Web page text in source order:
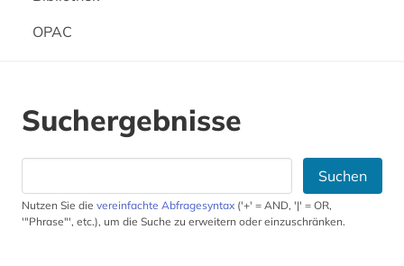
OPAC
Suchergebnisse
Suchen
Nutzen Sie die vereinfachte Abfragesyntax ('+' = AND, '|' = OR,
'"Phrase"', etc.), um die Suche zu erweitern oder einzuschränken.